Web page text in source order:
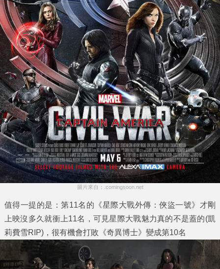
圖片來自：.comingsoon.net
值得一提的是：第11名的《星際大戰外傳：俠盜一號》才剛
上映沒多久就衝上11名，可見星際大戰魅力真的不是蓋的(凱
莉費雪RIP)，很有機會打敗《奇異博士》變成第10名